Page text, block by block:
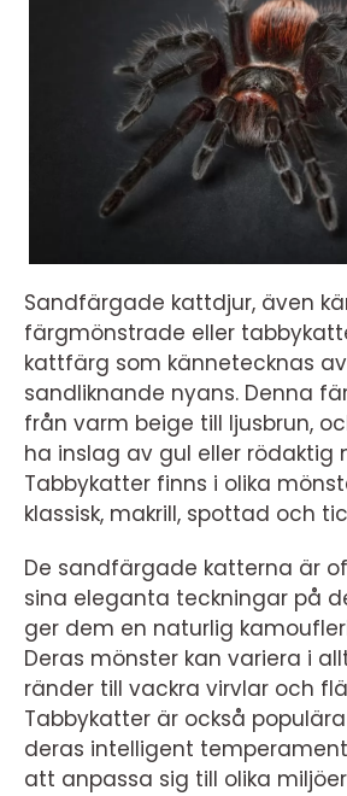
Sandfärgade kattdjur, även
färgmönstrade eller
kattfärg som kännetecknas
sandliknande nyans. Denna
från varm beige till ljusbrun,
ha inslag av gul eller rödaktig
Tabbykatter finns i olika
klassisk, makrill, spottad och
De sandfärgade katterna är
sina eleganta teckningar på
ger dem en naturlig
Deras mönster kan variera i
ränder till vackra virvlar och
Tabbykatter är också
deras intelligent
att anpassa sig till olika